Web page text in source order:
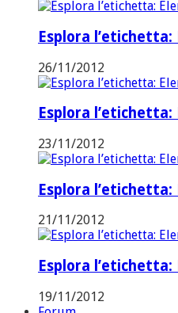
Esplora
26/11/2012
Esplora
23/11/2012
Esplora l’etichetta:
21/11/2012
Esplora
19/11/2012